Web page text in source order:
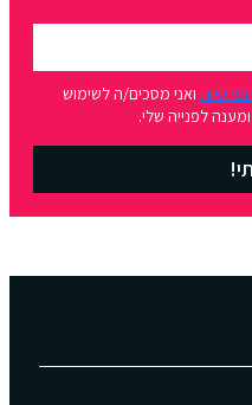
ואני מסכים/ה לשימוש
לפנייה שלי.